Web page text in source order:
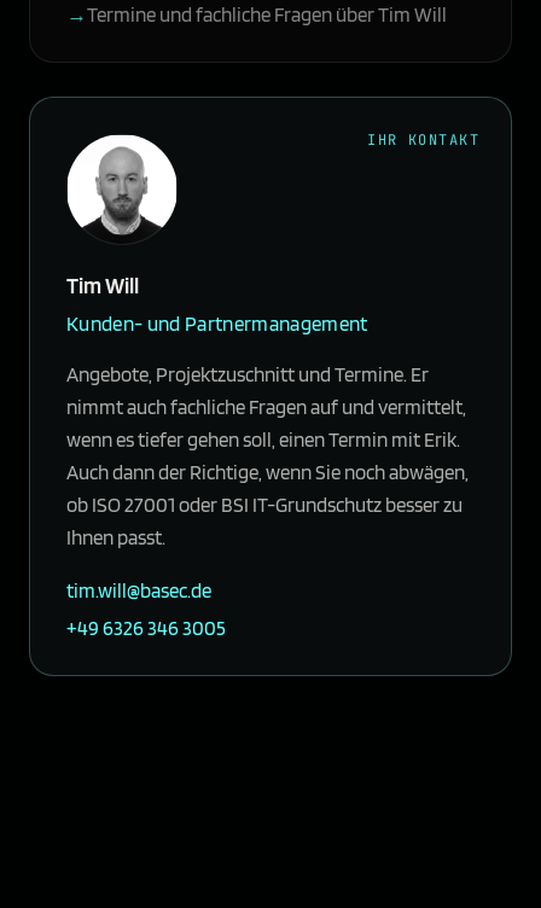
Termine und fachliche Fragen über Tim Will
IHR KONTAKT
Tim Will
Kunden- und Partnermanagement
Angebote, Projektzuschnitt und Termine. Er
nimmt auch fachliche Fragen auf und vermittelt,
wenn es tiefer gehen soll, einen Termin mit Erik.
Auch dann der Richtige, wenn Sie noch abwägen,
ob ISO 27001 oder BSI IT-Grundschutz besser zu
Ihnen passt.
tim.will@basec.de
+49 6326 346 3005